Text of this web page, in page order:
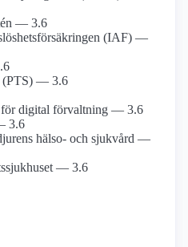
— 3.6
(IAF) —
(PTS) — 3.6
digital förvaltning — 3.6
3.6
hälso- och sjukvård —
— 3.6